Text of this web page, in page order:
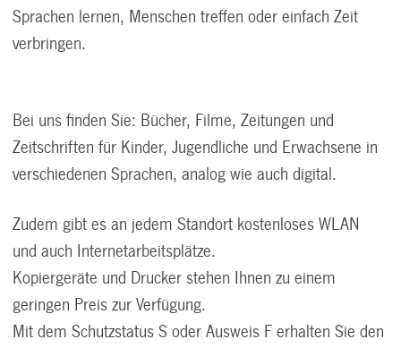
Sprachen lernen, Menschen treffen oder einfach Zeit
verbringen.
Bei uns finden Sie: Bücher, Filme, Zeitungen und
Zeitschriften für Kinder, Jugendliche und Erwachsene in
verschiedenen Sprachen, analog wie auch digital.
Zudem gibt es an jedem Standort kostenloses WLAN
und auch Internetarbeitsplätze.
Kopiergeräte und Drucker stehen Ihnen zu einem
geringen Preis zur Verfügung.
Mit dem Schutzstatus S oder Ausweis F erhalten Sie den